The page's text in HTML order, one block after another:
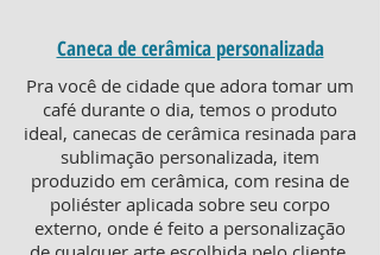
Caneca de cerâmica personalizada
Pra você de cidade que adora tomar um
café durante o dia, temos o produto
ideal, canecas de cerâmica resinada para
sublimação personalizada, item
produzido em cerâmica, com resina de
poliéster aplicada sobre seu corpo
externo, onde é feito a personalização